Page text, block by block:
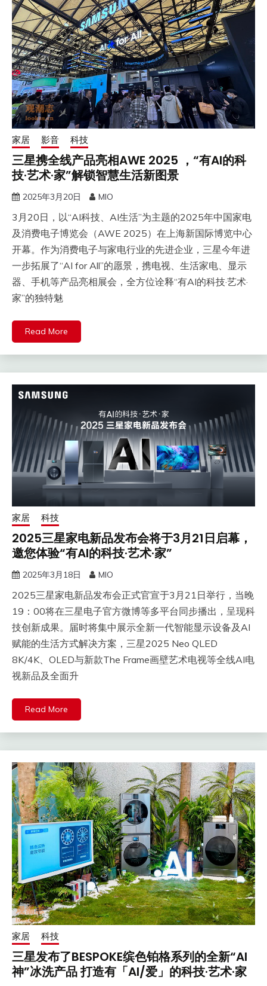
家居 影音 科技
三星携全线产品亮相AWE 2025 ，“有AI的科
技·艺术·家”解锁智慧生活新图景
2025年3月20日 MIO
3月20日，以“AI科技、AI生活”为主题的2025年中国家电
及消费电子博览会（AWE 2025）在上海新国际博览中心
开幕。作为消费电子与家电行业的先进企业，三星今年进
一步拓展了“AI for All”的愿景，携电视、生活家电、显示
器、手机等产品亮相展会，全方位诠释“有AI的科技·艺术·
家”的独特魅
Read More
家居 科技
2025三星家电新品发布会将于3月21日启幕，
邀您体验“有AI的科技·艺术·家”
2025年3月18日 MIO
2025三星家电新品发布会正式官宣于3月21日举行，当晚
19：00将在三星电子官方微博等多平台同步播出，呈现科
技创新成果。届时将集中展示全新一代智能显示设备及AI
赋能的生活方式解决方案，三星2025 Neo QLED
8K/4K、OLED与新款The Frame画壁艺术电视等全线AI电
视新品及全面升
Read More
家居 科技
三星发布了BESPOKE缤色铂格系列的全新“AI
神”冰洗产品 打造有「AI/爱」的科技·艺术·家